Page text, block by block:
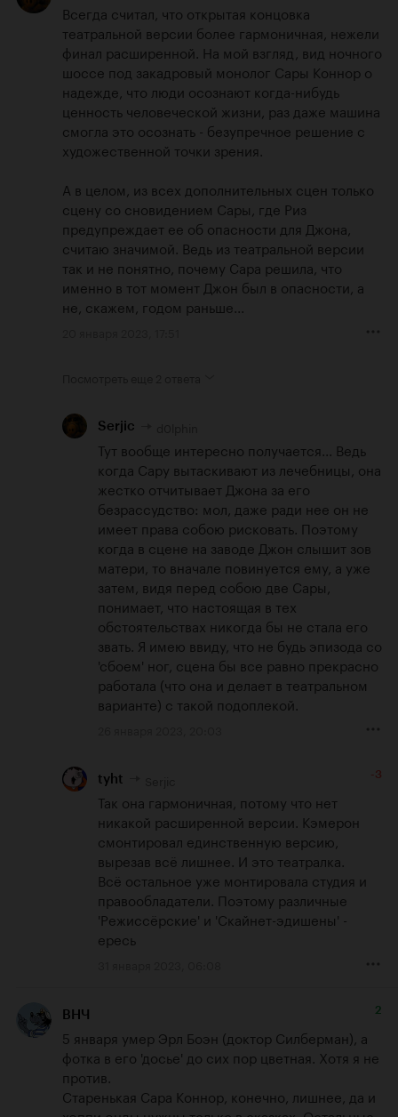
Всегда считал, что открытая концовка
театральной версии более гармоничная, нежели
финал расширенной. На мой взгляд, вид ночного
шоссе под закадровый монолог Сары Коннор о
надежде, что люди осознают когда-нибудь
ценность человеческой жизни, раз даже машина
смогла это осознать - безупречное решение с
художественной точки зрения.
А в целом, из всех дополнительных сцен только
сцену со сновидением Сары, где Риз
предупреждает ее об опасности для Джона,
считаю значимой. Ведь из театральной версии
так и не понятно, почему Сара решила, что
именно в тот момент Джон был в опасности, а
не, скажем, годом раньше...
Serjic
Тут вообще интересно получается... Ведь
когда Сару вытаскивают из лечебницы, она
жестко отчитывает Джона за его
безрассудство: мол, даже ради нее он не
имеет права собою рисковать. Поэтому
когда в сцене на заводе Джон слышит зов
матери, то вначале повинуется ему, а уже
затем, видя перед собою две Сары,
понимает, что настоящая в тех
обстоятельствах никогда бы не стала его
звать. Я имею ввиду, что не будь эпизода со
'сбоем' ног, сцена бы все равно прекрасно
работала (что она и делает в театральном
варианте) с такой подоплекой.
tyht -3
Так она гармоничная, потому что нет
никакой расширенной версии. Кэмерон
смонтировал единственную версию,
вырезав всё лишнее. И это театралка.
Всё остальное уже монтировала студия и
правообладатели. Поэтому различные
'Режиссёрские' и 'Скайнет-эдишены' -
ересь
ВНЧ 2
5 января умер Эрл Боэн (доктор Силберман), а
фотка в его 'досье' до сих пор цветная. Хотя я не
против.
Старенькая Сара Коннор, конечно, лишнее, да и